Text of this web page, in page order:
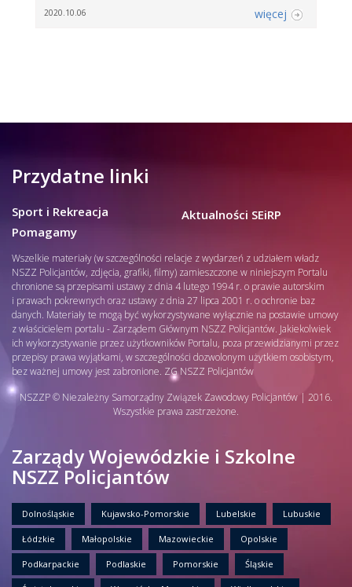
2020.10.06 więcej
Przydatne linki
Sport i Rekreacja
Pomagamy
Aktualności SEiRP
Wszelkie materiały (w szczególności relacje z wydarzeń z udziałem władz
NSZZ Policjantów, zdjęcia, grafiki, filmy) zamieszczone w niniejszym Portalu
chronione są przepisami ustawy z dnia 4 lutego 1994 r. o prawie autorskim
i prawach pokrewnych oraz ustawy z dnia 27 lipca 2001 r. o ochronie baz
danych. Materiały te mogą być wykorzystywane wyłącznie na postawie umowy
z właścicielem portalu - Zarządem Głównym NSZZ Policjantów. Jakiekolwiek
ich wykorzystywanie przez użytkowników Portalu, poza przewidzianymi przez
przepisy prawa wyjątkami, w szczególności dozwolonym użytkiem osobistym,
bez ważnej umowy jest zabronione. ZG NSZZ Policjantów
NSZZP © Niezależny Samorządny Związek Zawodowy Policjantów | 2016.
Wszystkie prawa zastrzeżone.
Zarządy Wojewódzkie i Szkolne
NSZZ Policjantów
Dolnośląskie Kujawsko-Pomorskie Lubelskie Lubuskie
Łódzkie Małopolskie Mazowieckie Opolskie
Podkarpackie Podlaskie Pomorskie Śląskie